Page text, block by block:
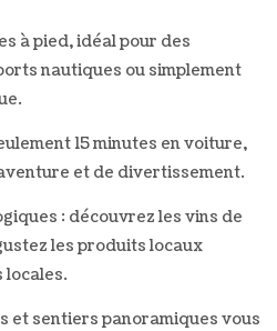
à pied, idéal pour des
nautiques ou simplement
15 minutes en voiture,
et de divertissement.
: découvrez les vins de
les produits locaux
locales.
et sentiers panoramiques vous